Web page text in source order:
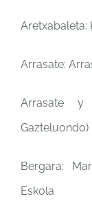
Aretxabaleta:
Arrasate:
Arrasate y
Gazteluondo)
Bergara:
Eskola